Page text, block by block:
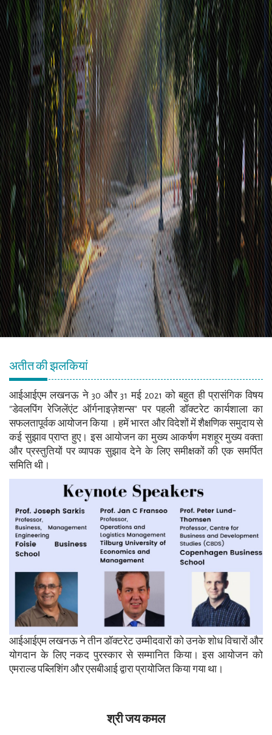
अतीत की झलकियां
आईआईएम लखनऊ ने 30 और 31 मई 2021 को बहुत ही प्रासंगिक विषय
"डेवलपिंग रेजिलेंएंट ऑर्गनाइज़ेशन्स" पर पहली डॉक्टरेट कार्यशाला का
सफलतापूर्वक आयोजन किया । हमें भारत और विदेशों में शैक्षणिक समुदाय से
कई सुझाव प्राप्त हुए। इस आयोजन का मुख्य आकर्षण मशहूर मुख्य वक्ता
और प्रस्तुतियों पर व्यापक सुझाव देने के लिए समीक्षकों की एक समर्पित
समिति थी।
आईआईएम लखनऊ ने तीन डॉक्टरेट उम्मीदवारों को उनके शोध विचारों और
योगदान के लिए नकद पुरस्कार से सम्मानित किया। इस आयोजन को
एमराल्ड पब्लिशिंग और एसबीआई द्वारा प्रायोजित किया गया था।
श्री जय कमल